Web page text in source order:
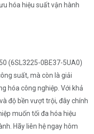
hóa hiệu suất vận hành
(6SL3225-0BE37-5UA0)
suất, mà còn là giải
hóa công nghiệp. Với khả
độ bền vượt trội, đây chính
muốn tối đa hóa hiệu
Hãy liên hệ ngay hôm